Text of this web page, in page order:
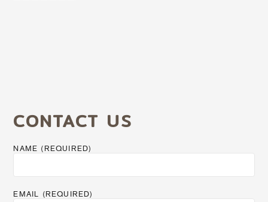
CONTACT US
NAME (REQUIRED)
EMAIL (REQUIRED)